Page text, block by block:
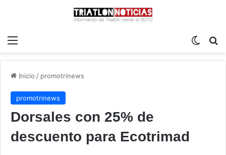
Inicio / promotrinews
promotrinews
Dorsales con 25% de
descuento para Ecotrimad